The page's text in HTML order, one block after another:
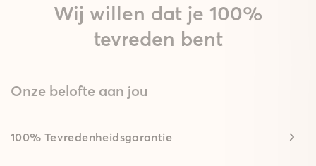
Wij willen dat je 100%
tevreden bent
Onze belofte aan jou
100% Tevredenheidsgarantie